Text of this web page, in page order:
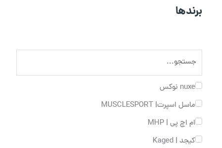
برندها
nuxe نوکس
ماسل اسپرت| MUSCLESPORT
ام اچ پی | MHP
کیجد | Kaged